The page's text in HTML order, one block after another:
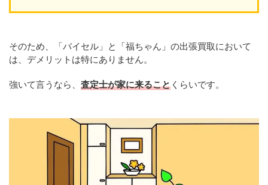
そのため、「バイセル」と「福ちゃん」の出張買取において
は、デメリットは特にありません。
強いて言うなら、 査定士が家に来ること くらいです。